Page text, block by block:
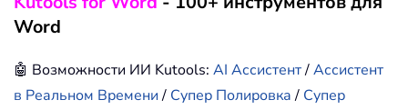
Word
🤖 Возможности ИИ Kutools: AI Ассистент/Ассистент
в Реальном Времени/ Супер Полировка/ Супер